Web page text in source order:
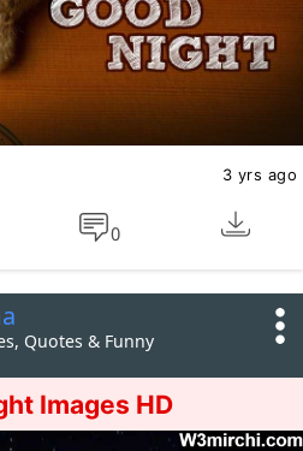
3 yrs ago
0
Quotes & Funny
Images HD